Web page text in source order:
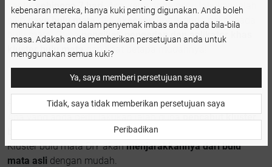
cantiksehingga 7 hari. Apa yang anda perlu lakukan ialah
pilihgaya bulu matadanaksesoriuntuk anda pakai pada
bulu mata. Gunapengikat, pengedap dan aplikator khas
kluster bulu matadan lihat betapa mudahnya!
Anda ingin mencabut bulu mata ini dan cuba gaya lain?
Apa yang anda perlu lakukan ialah gunapencabut kluster
. Letak pada bulu mata dan tunggu sekejap.
Kluster bulu mata DIY akanmenjarakkannya dari bulu
mata asli dengan mudah.
kebenaran mereka, hanya kuki penting digunakan. Anda boleh
menukar tetapan dalam penyemak imbas anda pada bila-bila
masa. Adakah anda memberikan persetujuan anda untuk
menggunakan semua kuki?
Ya, saya memberi persetujuan saya
Tidak, saya tidak memberikan persetujuan saya
Peribadikan